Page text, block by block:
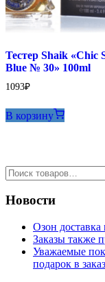
Тестер Shaik «Chic
Blue № 30» 100ml
1093₽
В корзину
Новости
Озон доставка
Заказы также
Уважаемые
подарок в